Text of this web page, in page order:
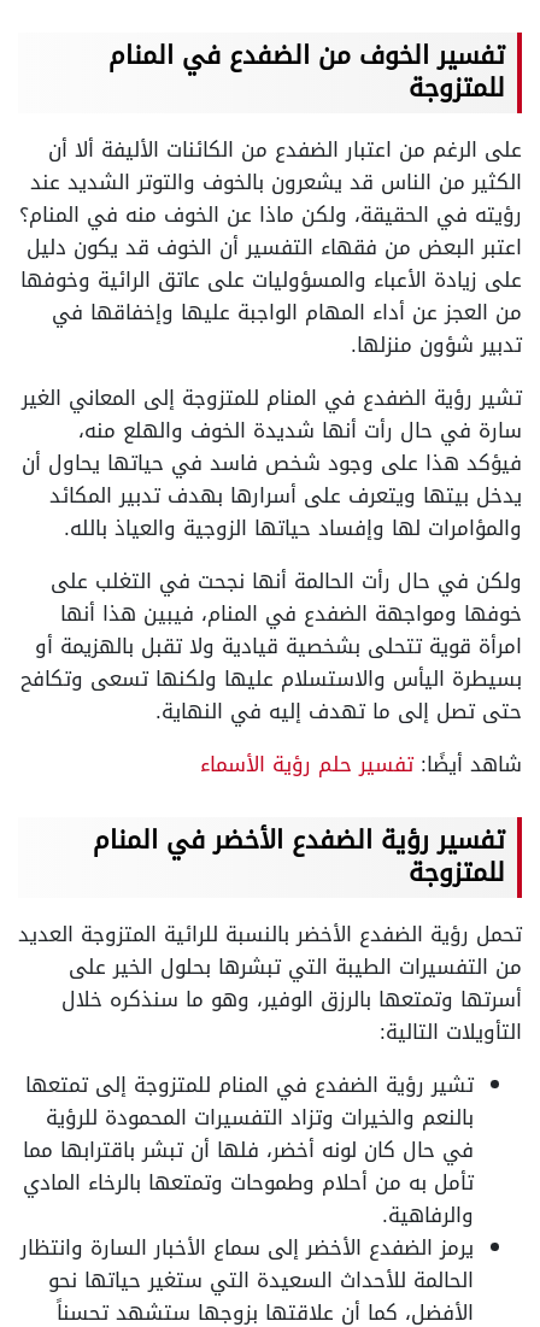
تفسير الخوف من الضفدع في المنام
للمتزوجة
على الرغم من اعتبار الضفدع من الكائنات الأليفة ألا أن
الكثير من الناس قد يشعرون بالخوف والتوتر الشديد عند
رؤيته في الحقيقة، ولكن ماذا عن الخوف منه في المنام؟
اعتبر البعض من فقهاء التفسير أن الخوف قد يكون دليل
على زيادة الأعباء والمسؤوليات على عاتق الرائية وخوفها
من العجز عن أداء المهام الواجبة عليها وإخفاقها في
تدبير شؤون منزلها.
تشير رؤية الضفدع في المنام للمتزوجة إلى المعاني الغير
سارة في حال رأت أنها شديدة الخوف والهلع منه،
فيؤكد هذا على وجود شخص فاسد في حياتها يحاول أن
يدخل بيتها ويتعرف على أسرارها بهدف تدبير المكائد
والمؤامرات لها وإفساد حياتها الزوجية والعياذ بالله.
ولكن في حال رأت الحالمة أنها نجحت في التغلب على
خوفها ومواجهة الضفدع في المنام، فيبين هذا أنها
امرأة قوية تتحلى بشخصية قيادية ولا تقبل بالهزيمة أو
بسيطرة اليأس والاستسلام عليها ولكنها تسعى وتكافح
حتى تصل إلى ما تهدف إليه في النهاية.
شاهد أيضًا:تفسير حلم رؤية الأسماء
تفسير رؤية الضفدع الأخضر في المنام
للمتزوجة
تحمل رؤية الضفدع الأخضر بالنسبة للرائية المتزوجة العديد
من التفسيرات الطيبة التي تبشرها بحلول الخير على
أسرتها وتمتعها بالرزق الوفير، وهو ما سنذكره خلال
التأويلات التالية:
تشير رؤية الضفدع في المنام للمتزوجة إلى تمتعها
بالنعم والخيرات وتزاد التفسيرات المحمودة للرؤية
في حال كان لونه أخضر، فلها أن تبشر باقترابها مما
تأمل به من أحلام وطموحات وتمتعها بالرخاء المادي
والرفاهية.
يرمز الضفدع الأخضر إلى سماع الأخبار السارة وانتظار
الحالمة للأحداث السعيدة التي ستغير حياتها نحو
الأفضل، كما أن علاقتها بزوجها ستشهد تحسناً